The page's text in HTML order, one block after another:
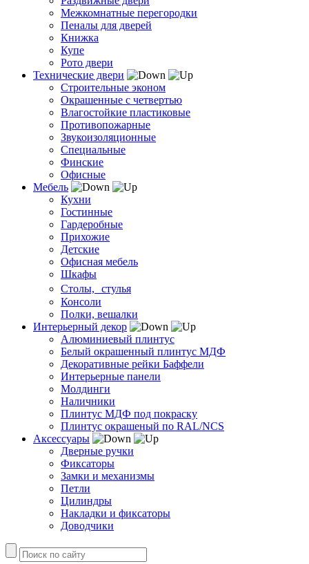
Межкомнатные перегородки
Пеналы для дверей
Книжка
Купе
Рото двери
Технические двери
Строительные эконом
Окрашенные с четвертью
Влагостойкие пластиковые
Противопожарные
Звукоизоляционные
Специальные
Финские
Офисные
Мебель
Кухни
Гостинные
Гардеробные
Прихожие
Детские
Офисная мебель
Шкафы
Столы, стулья
Консоли
Полки, вешалки
Интерьерный декор
Алюминиевый плинтус
Белый окрашенный плинтус МДФ
Декоративные рейки Баффели
Интерьерные панели
Молдинги
Наличники
Плинтус МДФ под покраску
Плинтус окрашеный по RAL/NCS
Аксессуары
Дверные ручки
Фиксаторы
Замки и механизмы
Петли
Цилиндры
Накладки и фиксаторы
Доводчики